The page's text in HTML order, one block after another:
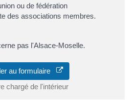
ou de fédération
des associations membres.
pas l'Alsace-Moselle.
au formulaire
chargé de l'intérieur